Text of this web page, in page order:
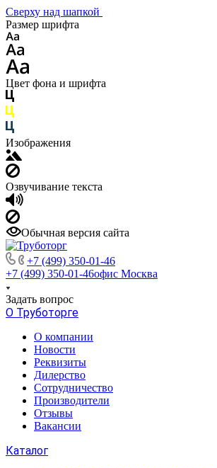
Сверху над шапкой
Размер шрифта
Цвет фона и шрифта
Изображения
Озвучивание текста
Обычная версия сайта
+7 (499) 350-01-46
+7 (499) 350-01-46офис Москва
Задать вопрос
О Труботорге
О компании
Новости
Реквизиты
Дилерство
Сотрудничество
Производители
Отзывы
Вакансии
Каталог